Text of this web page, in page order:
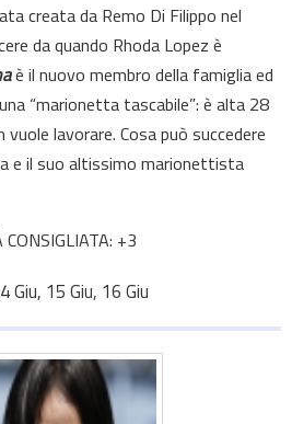
creata da Remo Di Filippo nel
da quando Rhoda Lopez è
è il nuovo membro della famiglia ed
“marionetta tascabile”: è alta 28
lavorare. Cosa può succedere
e il suo altissimo marionettista
+3
Giu, 15 Giu, 16 Giu